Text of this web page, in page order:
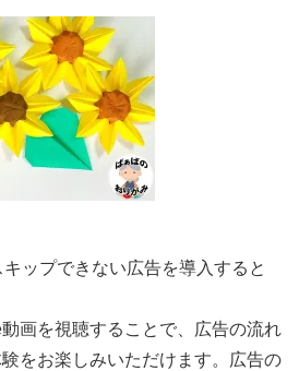
ップできない広告を導入すると
画を視聴することで、広告の流れ
をお楽しみいただけます。広告の